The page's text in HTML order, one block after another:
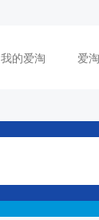
我的爱淘 爱